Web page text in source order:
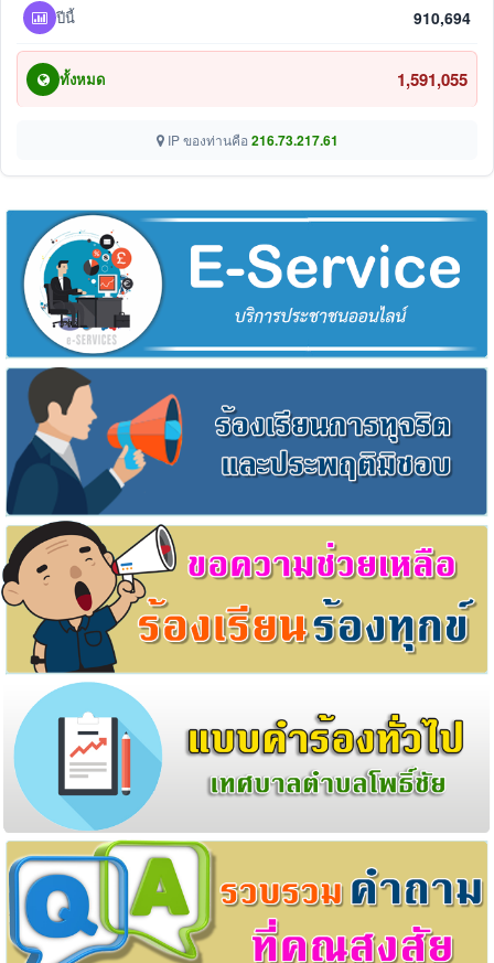
ปีนี้ 910,694
ทั้งหมด 1,591,055
IP ของท่านคือ 216.73.217.61